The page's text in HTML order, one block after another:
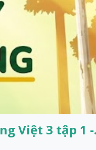
Việt 3 tập 1 -